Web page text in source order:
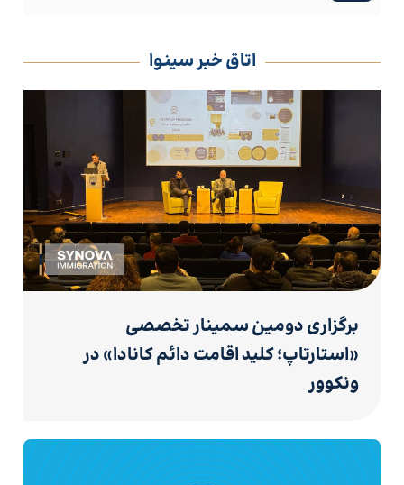
اتاق خبر سینوا
برگزاری دومین سمینار تخصصی
«استارتاپ؛ کلید اقامت دائم کانادا» در
ونکوور